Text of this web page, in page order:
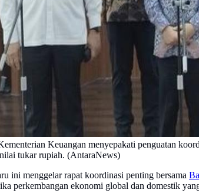
Keuangan menyepakati penguatan
tukar rupiah. (AntaraNews)
ini menggelar rapat koordinasi penting bersama
perkembangan ekonomi global dan domestik